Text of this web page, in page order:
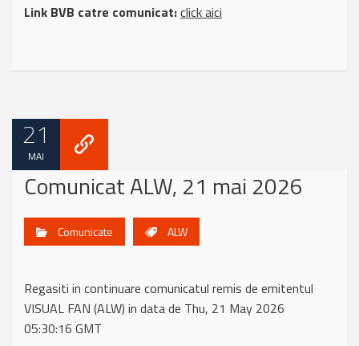
Link BVB catre comunicat:click aici
21
MAI
Comunicat ALW, 21 mai 2026
Comunicate ALW
Regasiti in continuare comunicatul remis de emitentul
VISUAL FAN (ALW) in data de Thu, 21 May 2026
05:30:16 GMT